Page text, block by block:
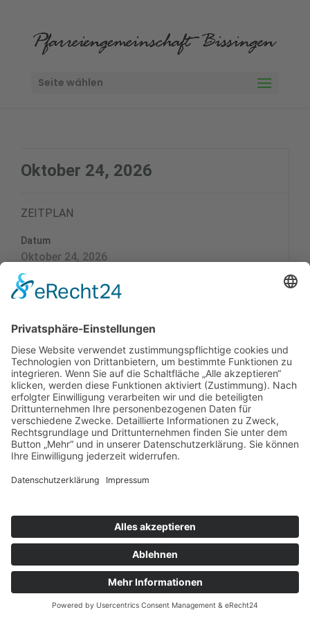
Seite wählen
Oktober 24, 2026
ZEITPLAN
Datum
Oktober 24, 2026
Zeit
19:15
Vorabendmesse
Ort:
Stillnau
Pfarreiengemeinschaft Bissingen ©2024 |
Impressum|Datenschutz